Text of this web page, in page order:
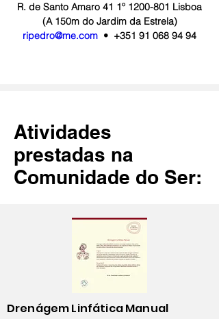
R. de Santo Amaro 41 1º 1200-801 Lisboa
(A 150m do Jardim da Estrela)
ripedro@me.com •  +351 91 068 94 94
Atividades
prestadas na
Comunidade do Ser:
Drenágem Linfática Manual